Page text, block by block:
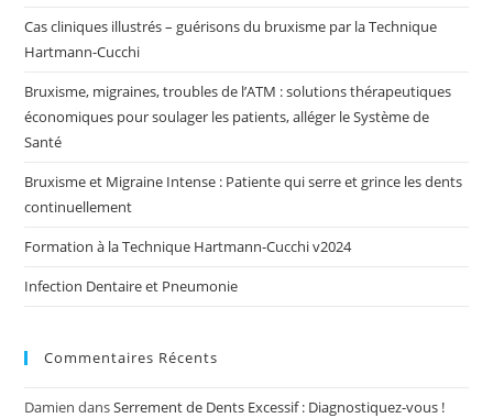
Cas cliniques illustrés – guérisons du bruxisme par la Technique
Hartmann-Cucchi
Bruxisme, migraines, troubles de l’ATM : solutions thérapeutiques
économiques pour soulager les patients, alléger le Système de
Santé
Bruxisme et Migraine Intense : Patiente qui serre et grince les dents
continuellement
Formation à la Technique Hartmann-Cucchi v2024
Infection Dentaire et Pneumonie
Commentaires Récents
Damien dansSerrement de Dents Excessif : Diagnostiquez-vous !